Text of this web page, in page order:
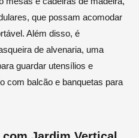
que possam acomodar
Além disso, é
de alvenaria, uma
guardar utensílios e
com balcão e banquetas para